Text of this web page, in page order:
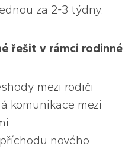
za 2-3 týdny.
řešit v rámci rodinné
mezi rodiči
komunikace mezi
nového